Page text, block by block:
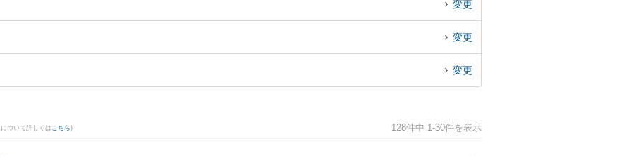
変更
変更
変更
ついて詳しくはこちら) 128件中 1-30件を表示